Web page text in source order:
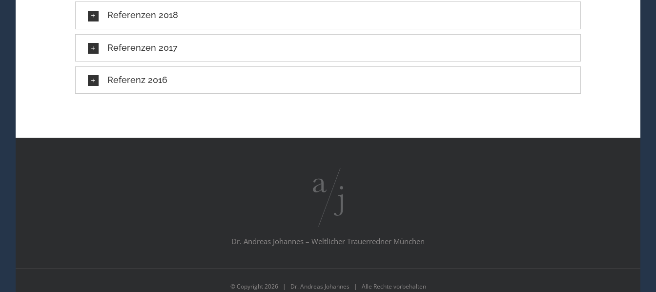
Referenzen 2018
Referenzen 2017
Referenz 2016
Dr. Andreas Johannes – Weltlicher Trauer­redner München
© Copyright2026 | Dr. Andreas Johannes | Alle Rechte vorbehalten